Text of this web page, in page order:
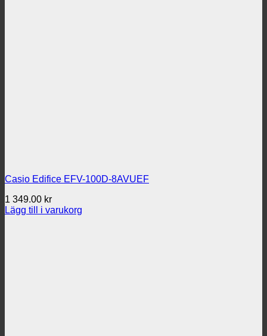
Casio Edifice EFV-100D-8AVUEF
1 349.00 kr
Lägg till i varukorg